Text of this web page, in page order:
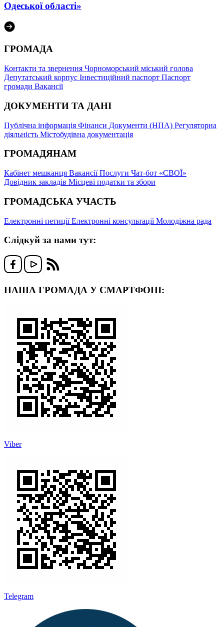
Одеської області»
ГРОМАДА
Контакти та звернення Чорноморський міський голова
Депутатський корпус Інвестиційний паспорт Паспорт
громади Вакансії
ДОКУМЕНТИ ТА ДАНІ
Публічна інформація Фінанси Документи (НПА) Регуляторна
діяльність Містобудівна документація
ГРОМАДЯНАМ
Кабінет мешканця ВакансіїПослуги Чат-бот «СВОЇ»
Довідник закладів Місцеві податки та збори
ГРОМАДСЬКА УЧАСТЬ
Електронні петиціїЕлектронні консультаціїМолодіжна рада
Слідкуй за нами тут:
НАША ГРОМАДА У СМАРТФОНІ:
Viber
Telegram